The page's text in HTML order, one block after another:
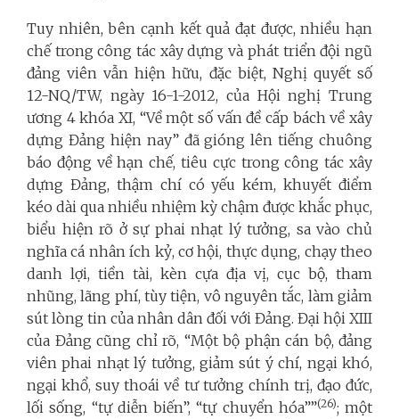
Tuy nhiên, bên cạnh kết quả đạt được, nhiều hạn
chế trong công tác xây dựng và phát triển đội ngũ
đảng viên vẫn hiện hữu, đặc biệt, Nghị quyết số
12-NQ/TW, ngày 16-1-2012, của Hội nghị Trung
ương 4 khóa XI, “Về một số vấn đề cấp bách về xây
dựng Đảng hiện nay” đã gióng lên tiếng chuông
báo động về hạn chế, tiêu cực trong công tác xây
dựng Đảng, thậm chí có yếu kém, khuyết điểm
kéo dài qua nhiều nhiệm kỳ chậm được khắc phục,
biểu hiện rõ ở sự phai nhạt lý tưởng, sa vào chủ
nghĩa cá nhân ích kỷ, cơ hội, thực dụng, chạy theo
danh lợi, tiền tài, kèn cựa địa vị, cục bộ, tham
nhũng, lãng phí, tùy tiện, vô nguyên tắc, làm giảm
sút lòng tin của nhân dân đối với Đảng. Đại hội XIII
của Đảng cũng chỉ rõ, “Một bộ phận cán bộ, đảng
viên phai nhạt lý tưởng, giảm sút ý chí, ngại khó,
ngại khổ, suy thoái về tư tưởng chính trị, đạo đức,
lối sống, “tự diễn biến”, “tự chuyển hóa””(26); một